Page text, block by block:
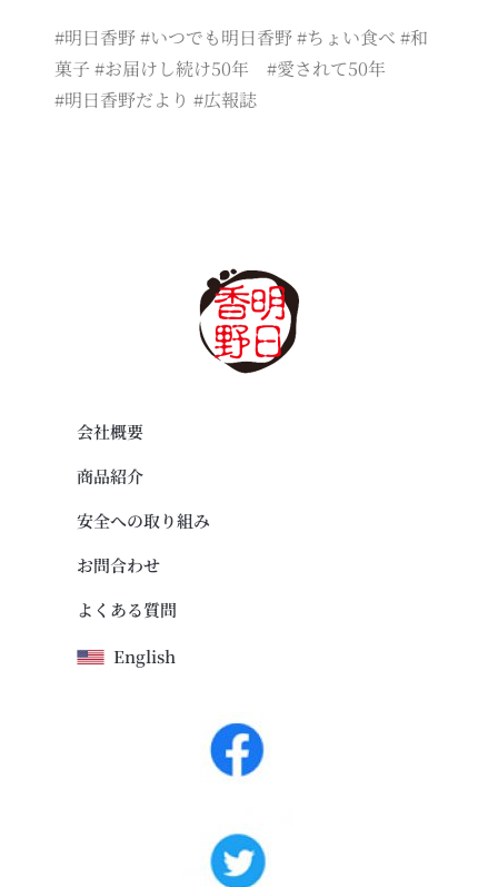
#明日香野 #いつでも明日香野 #ちょい食べ #和
菓子 #お届けし続け50年 #愛されて50年
#明日香野だより #広報誌
会社概要
商品紹介
安全への取り組み
お問合わせ
よくある質問
English